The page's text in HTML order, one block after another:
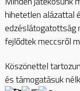
hihetetlen alázattal
edzéslátogatottság
fejlődtek meccsről
Köszönettel
és támogatásuk